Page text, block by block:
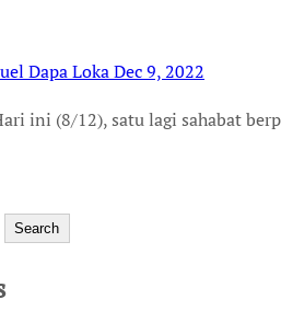
Dapa LokaDec 9, 2022
Search